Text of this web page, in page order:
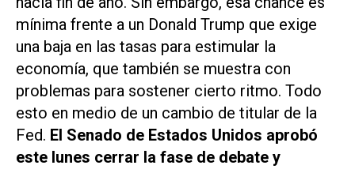
mínima frente a un Donald Trump que exige
una baja en las tasas para estimular la
economía, que también se muestra con
problemas para sostener cierto ritmo. Todo
esto en medio de un cambio de titular de la
Fed. El Senado de Estados Unidos aprobó
este lunes cerrar la fase de debate y